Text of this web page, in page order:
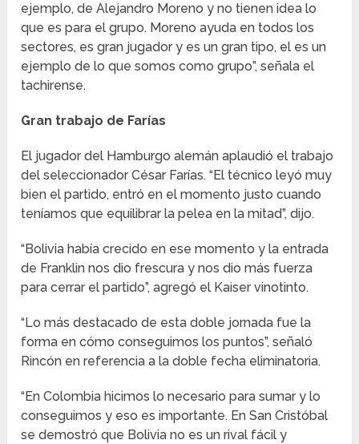
ejemplo, de Alejandro Moreno y no tienen idea lo
que es para el grupo. Moreno ayuda en todos los
sectores, es gran jugador y es un gran tipo, el es un
ejemplo de lo que somos como grupo”, señala el
tachirense.
Gran trabajo de Farías
El jugador del Hamburgo alemán aplaudió el trabajo
del seleccionador César Farías. “El técnico leyó muy
bien el partido, entró en el momento justo cuando
teníamos que equilibrar la pelea en la mitad”, dijo.
“Bolivia había crecido en ese momento y la entrada
de Franklin nos dio frescura y nos dio más fuerza
para cerrar el partido”, agregó el Kaiser vinotinto.
“Lo más destacado de esta doble jornada fue la
forma en cómo conseguimos los puntos”, señaló
Rincón en referencia a la doble fecha eliminatoria.
“En Colombia hicimos lo necesario para sumar y lo
conseguimos y eso es importante. En San Cristóbal
se demostró que Bolivia no es un rival fácil y